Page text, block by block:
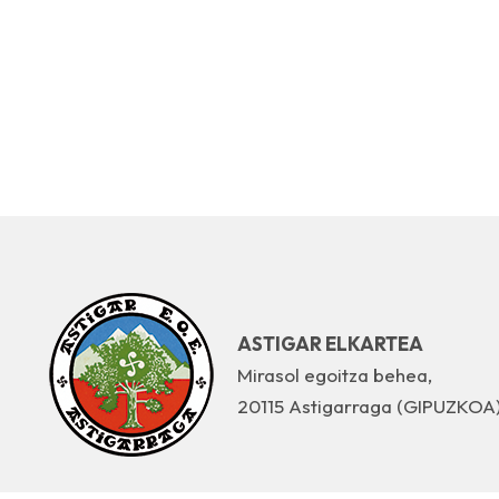
ASTIGAR ELKARTEA
Mirasol egoitza behea,
20115 Astigarraga